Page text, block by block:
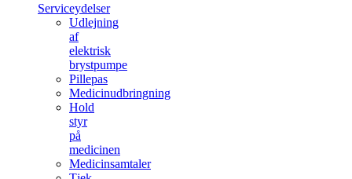
Serviceydelser
Udlejning
af
elektrisk
brystpumpe
Pillepas
Medicinudbringning
Hold
styr
på
medicinen
Medicinsamtaler